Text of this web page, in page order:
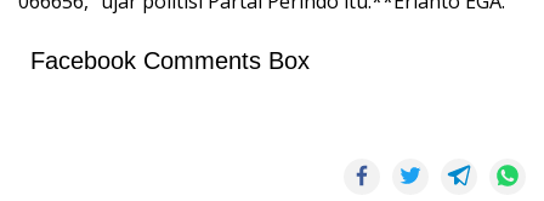
Facebook Comments Box